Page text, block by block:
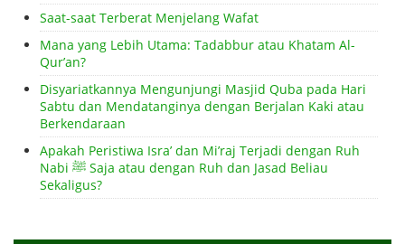
Saat-saat Terberat Menjelang Wafat
Mana yang Lebih Utama: Tadabbur atau Khatam Al-
Qur’an?
Disyariatkannya Mengunjungi Masjid Quba pada Hari
Sabtu dan Mendatanginya dengan Berjalan Kaki atau
Berkendaraan
Apakah Peristiwa Isra’ dan Mi’raj Terjadi dengan Ruh
Nabi ﷺ Saja atau dengan Ruh dan Jasad Beliau
Sekaligus?